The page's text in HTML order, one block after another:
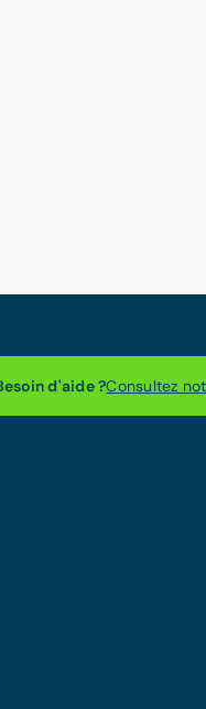
d'aide ?Consultez